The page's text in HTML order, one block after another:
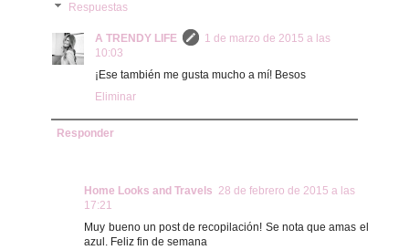
Respuestas
A TRENDY LIFE
1 de marzo de 2015 a las
10:03
¡Ese también me gusta mucho a mí! Besos
Eliminar
Responder
Home Looks and Travels 28 de febrero de 2015 a las
17:21
Muy bueno un post de recopilación! Se nota que amas el
azul. Feliz fin de semana